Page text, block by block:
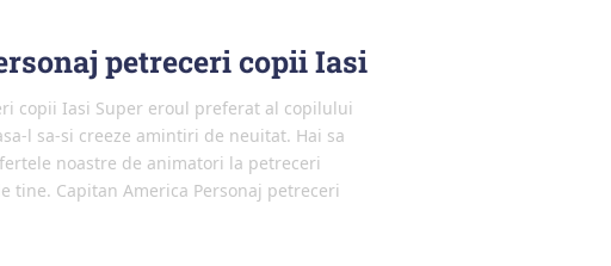
petreceri copii Iasi
copii Iasi Super eroul preferat al copilului
l sa-si creeze amintiri de neuitat. Hai sa
noastre de animatori la petreceri
tine. Capitan America Personaj petreceri